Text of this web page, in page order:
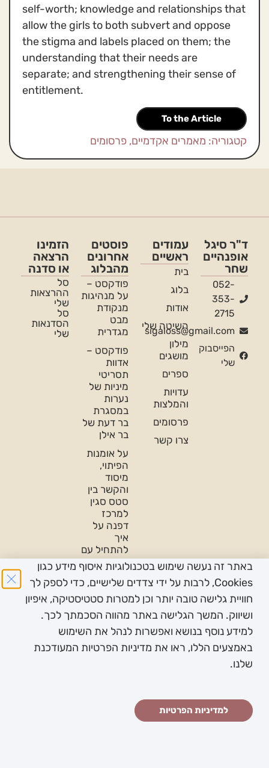
self-worth; knowledge and relationships that
allow the girls to both subvert and oppose
the stigma and labels placed on them; the
understanding that their needs are
separate; and strengthening their sense of
entitlement.
To the Article
קטגוריה: מאמרים אקדמיים, פרסומים
ד"ר סיגל
אופנהיים
שחר
052-
353-
2715
sigaloss@gmail.com
הפייסבוק
שלי
עמודים
ראשיים
בית
בלוג
אודות
השיטה שלי
מילון
מושגים
ספרים
עדויות
והמלצות
פרסומים
צרו קשר
פוסטים
אחרונים
מהבלוג
פודקסט –
על מנהיגות
מנקודת
מבט
מגדרית
פודקסט –
אדוות
תסריטי
מיניות של
נערות
במסגרת
בר דעת של
בר אילן
על אומנות
הפיתוי,
מיסוד
והקשר בין
סטס סגין
למרכז
דפנה על
איך
להתחיל עם
נשים
פודקאסט
פמיניזם-
בין תחומי-
לכבוד יום
2022
הזמינו
הרצאה
או סדנה
סל
ההרצאות
שלי
סל
הסדנאות
שלי
כל הזכויות שמורות
© לד”ר סיגל
תנאי
שימוש
מדיניות
פרטיות
הצהרת
נגישות
באתר זה נעשה שימוש בטכנולוגיות איסוף מידע כגון
Cookies, לרבות על ידי צדדים שלישיים, כדי לספק לך
חוויית גלישה טובה יותר וכן למטרות סטטיסטיקה, איפיון
ושיווק. המשך הגלישה באתר מהווה הסכמתך לכך.
למידע נוסף בנושא ואפשרות לנהל את השימוש
באמצעים הללו, ראו את מדיניות הפרטיות המעודכנת
שלנו.
למדיניות הפרטיות